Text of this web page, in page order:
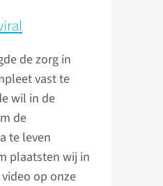
de zorg in
vast te
wil in de
de
te leven
plaatsten wij in
op onze